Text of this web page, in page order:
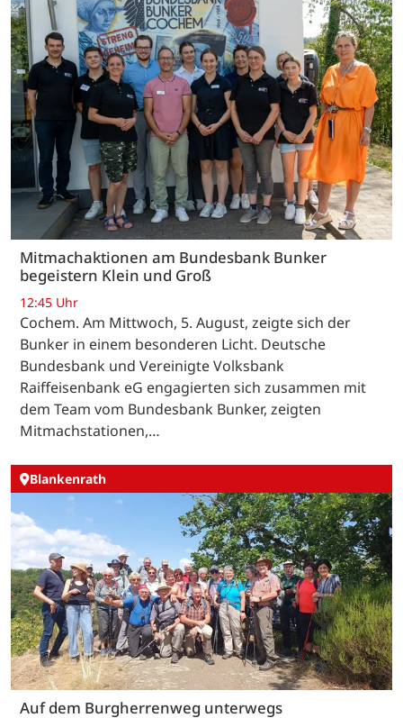
Mitmachaktionen am Bundesbank Bunker
begeistern Klein und Groß
12:45 Uhr
Cochem. Am Mittwoch, 5. August, zeigte sich der
Bunker in einem besonderen Licht. Deutsche
Bundesbank und Vereinigte Volksbank
Raiffeisenbank eG engagierten sich zusammen mit
dem Team vom Bundesbank Bunker, zeigten
Mitmachstationen,…
Blankenrath
Auf dem Burgherrenweg unterwegs